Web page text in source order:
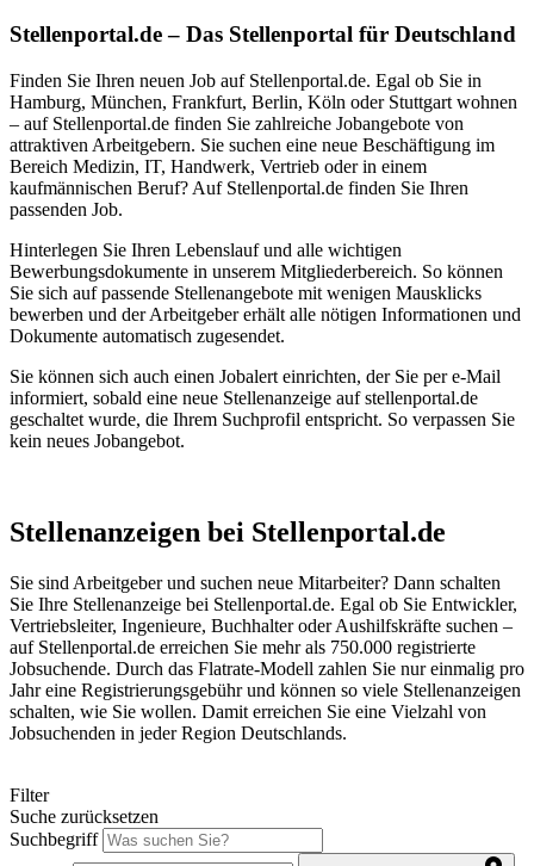
Stellenportal.de – Das Stellenportal für Deutschland
Finden Sie Ihren neuen Job auf Stellenportal.de. Egal ob Sie in
Hamburg, München, Frankfurt, Berlin, Köln oder Stuttgart wohnen
– auf Stellenportal.de finden Sie zahlreiche Jobangebote von
attraktiven Arbeitgebern. Sie suchen eine neue Beschäftigung im
Bereich Medizin, IT, Handwerk, Vertrieb oder in einem
kaufmännischen Beruf? Auf Stellenportal.de finden Sie Ihren
passenden Job.
Hinterlegen Sie Ihren Lebenslauf und alle wichtigen
Bewerbungsdokumente in unserem Mitgliederbereich. So können
Sie sich auf passende Stellenangebote mit wenigen Mausklicks
bewerben und der Arbeitgeber erhält alle nötigen Informationen und
Dokumente automatisch zugesendet.
Sie können sich auch einen Jobalert einrichten, der Sie per e-Mail
informiert, sobald eine neue Stellenanzeige auf stellenportal.de
geschaltet wurde, die Ihrem Suchprofil entspricht. So verpassen Sie
kein neues Jobangebot.
Stellenanzeigen bei Stellenportal.de
Sie sind Arbeitgeber und suchen neue Mitarbeiter? Dann schalten
Sie Ihre Stellenanzeige bei Stellenportal.de. Egal ob Sie Entwickler,
Vertriebsleiter, Ingenieure, Buchhalter oder Aushilfskräfte suchen –
auf Stellenportal.de erreichen Sie mehr als 750.000 registrierte
Jobsuchende. Durch das Flatrate-Modell zahlen Sie nur einmalig pro
Jahr eine Registrierungsgebühr und können so viele Stellenanzeigen
schalten, wie Sie wollen. Damit erreichen Sie eine Vielzahl von
Jobsuchenden in jeder Region Deutschlands.
Filter
Suche zurücksetzen
Suchbegriff